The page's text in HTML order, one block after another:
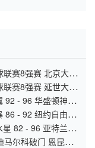
赛8强赛 北京大学
赛8强赛 延世大学
92 - 96 华盛顿神秘
86 - 92 纽约自由人
82 - 96 亚特兰大
马尔科破门 恩昆库